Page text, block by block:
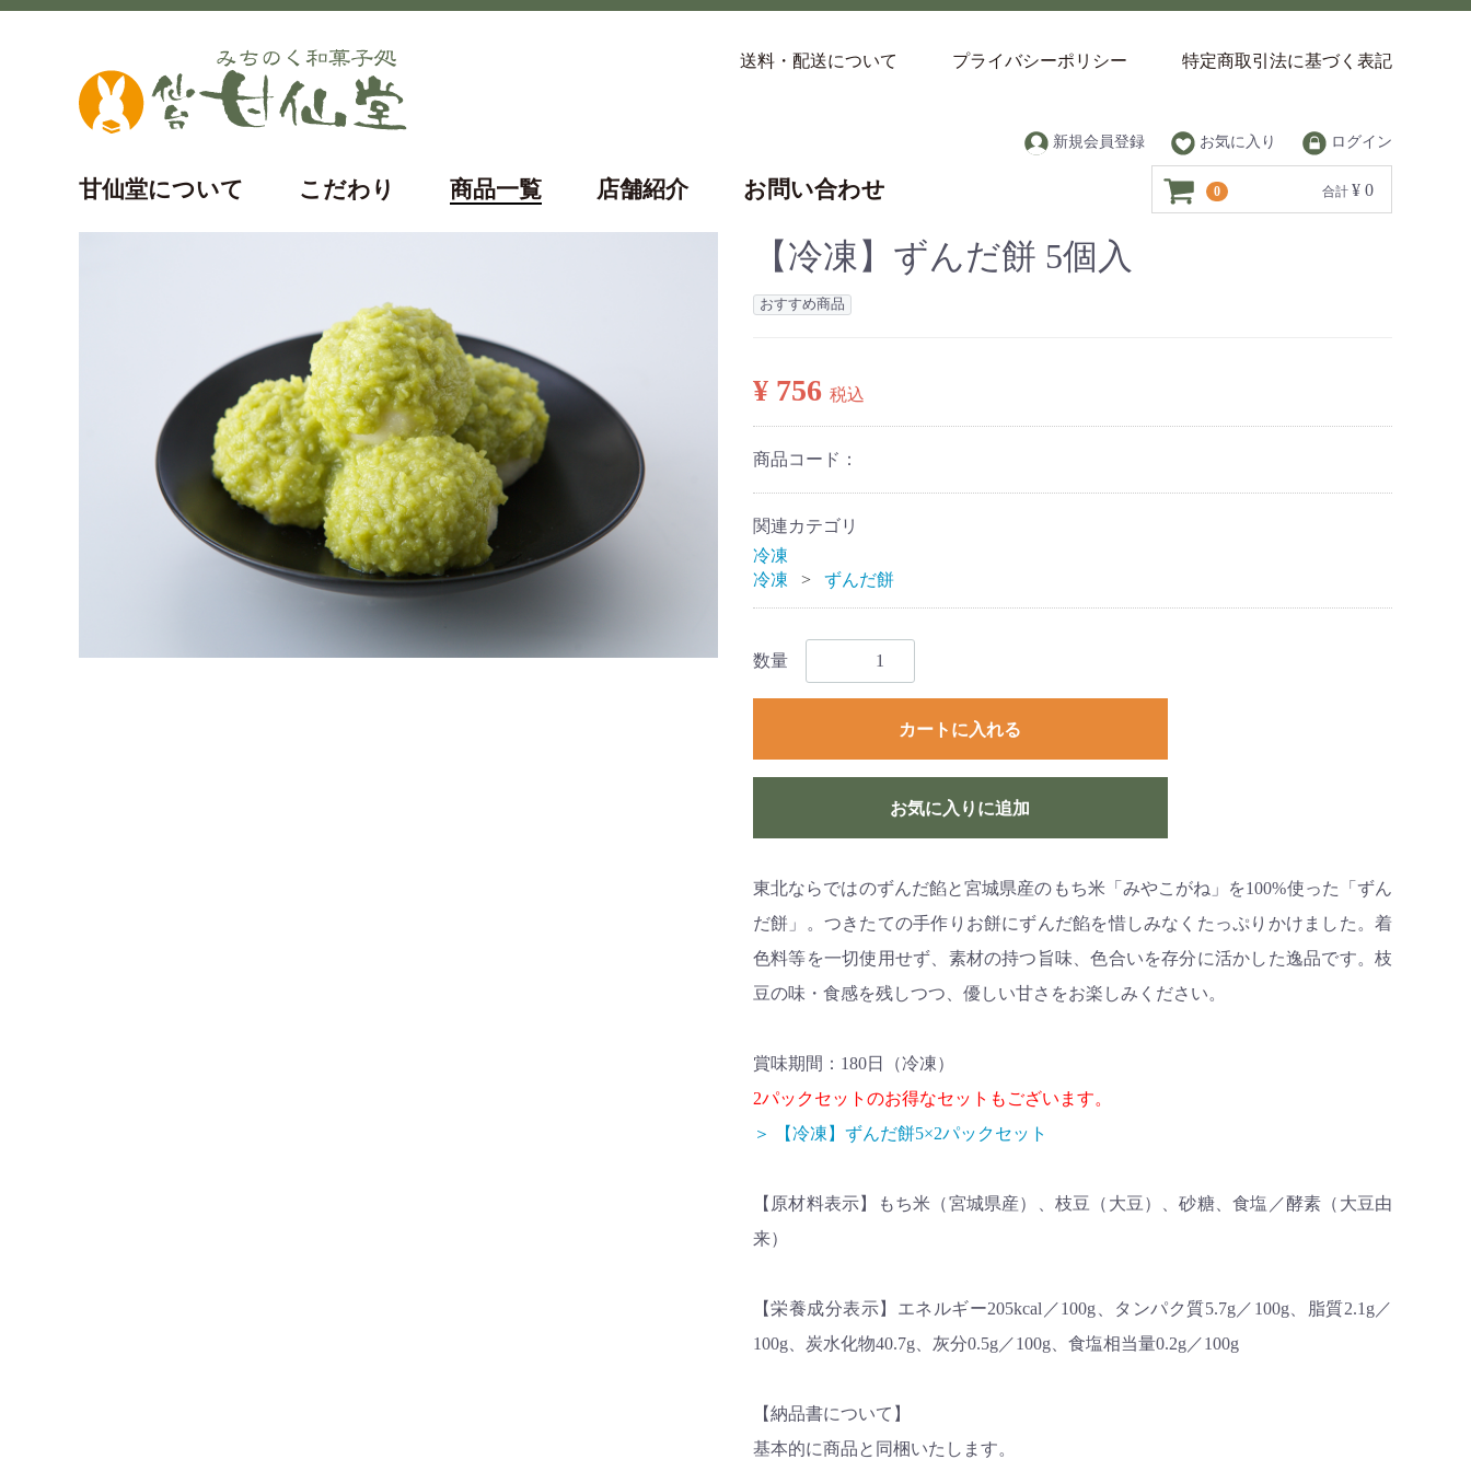
新規会員登録 お気に入り ログイン
甘仙堂について こだわり 商品一覧 店舗紹介 お問い合わせ
特定商取引法に基づく表記
プライバシーポリシー
送料・配送について
0 合計 ¥ 0
【冷凍】ずんだ餅 5個入
おすすめ商品
¥ 756 税込
商品コード：
関連カテゴリ
冷凍
冷凍
ずんだ餅
数量
カートに入れる
お気に入りに追加
東北ならではのずんだ餡と宮城県産のもち米「みやこがね」を100%使った「ずん
だ餅」。つきたての手作りお餅にずんだ餡を惜しみなくたっぷりかけました。着
色料等を一切使用せず、素材の持つ旨味、色合いを存分に活かした逸品です。枝
豆の味・食感を残しつつ、優しい甘さをお楽しみください。
賞味期間：180日（冷凍）
2パックセットのお得なセットもございます。
＞ 【冷凍】ずんだ餅5×2パックセット
【原材料表示】もち米（宮城県産）、枝豆（大豆）、砂糖、食塩／酵素（大豆由
来）
【栄養成分表示】エネルギー205kcal／100g、タンパク質5.7g／100g、脂質2.1g／
100g、炭水化物40.7g、灰分0.5g／100g、食塩相当量0.2g／100g
【納品書について】
基本的に商品と同梱いたします。